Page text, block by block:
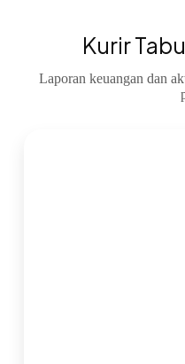
Kurir
Laporan keuangan dan